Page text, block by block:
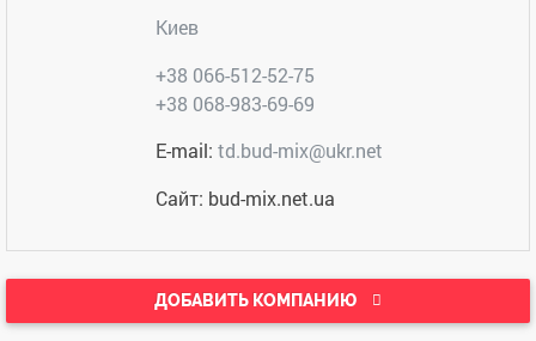
Киев
+38 066-512-52-75
+38 068-983-69-69
E-mail: td.bud-mix@ukr.net
Сайт: bud-mix.net.ua
ДОБАВИТЬ КОМПАНИЮ